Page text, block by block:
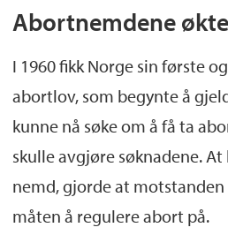
Abortnemdene
I 1960 fikk Norge sin første
abortlov, som begynte å
kunne nå søke om å få ta
skulle avgjøre søknadene.
nemd, gjorde at
måten å regulere abort på.